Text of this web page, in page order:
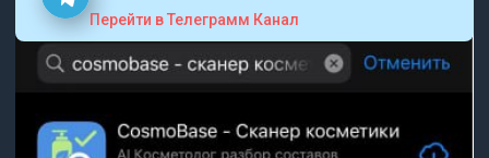
Перейти в Телеграмм Канал